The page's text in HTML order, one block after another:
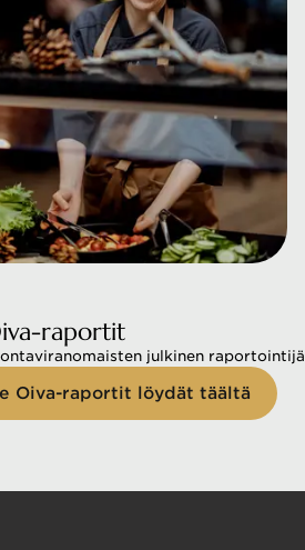
raportit
julkinen
Oiva-raportit löydät täältä